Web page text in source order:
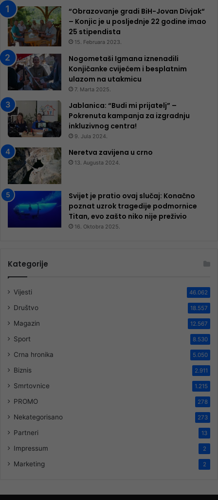
“Obrazovanje gradi BiH-Jovan Divjak“
– Konjic je u posljednje 22 godine imao
25 ​​stipendista
15. Februara 2023.
Nogometaši Igmana iznenadili
Konjičanke cvijećem i besplatnim
ulazom na utakmicu
7. Marta 2025.
Jablanica: “Budi mi prijatelj” –
Pokrenuta kampanja za izgradnju
inkluzivnog centra!
9. Jula 2024.
Neretva zavijena u crno
13. Augusta 2024.
Svijet je pratio ovaj slučaj: Konačno
poznat uzrok tragedije podmornice
Titan, evo zašto niko nije preživio
16. Oktobra 2025.
Kategorije
Vijesti 46.062
Društvo 18.557
Magazin 12.567
Sport 8.530
Crna hronika 5.050
Biznis 2.911
Smrtovnice 1.215
PROMO 278
Nekategorisano 273
Partneri 13
Impressum 2
Marketing 2